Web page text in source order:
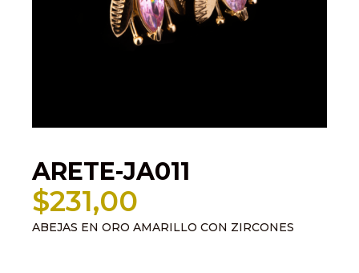
ARETE-JA011
$231,00
ABEJAS EN ORO AMARILLO CON ZIRCONES